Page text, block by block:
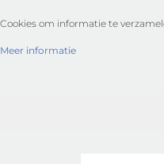
Cookies om informatie te
Meer informatie